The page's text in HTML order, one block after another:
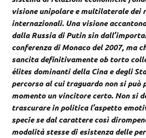
visione unipolare e multilaterale dei
internazionali. Una visione
dalla Russia di Putin sin
conferenza di Monaco del 2007, ma
sancita definitivamente ob torto
élites dominanti della Cina e degli
percorso al cui traguardo non si può
momento un vincitore certo. Non si
trascurare in politica l’aspetto
specie se dal carattere così
modalità stesse di esistenza delle